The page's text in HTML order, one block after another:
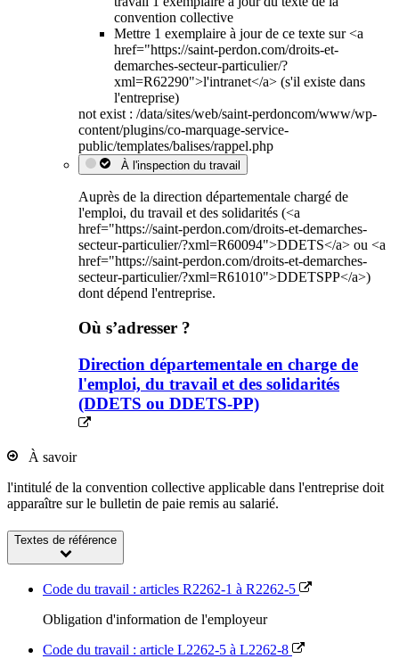
convention collective
Mettre 1 exemplaire à jour de ce texte sur <a
href="https://saint-perdon.com/droits-et-
demarches-secteur-particulier/?
xml=R62290">l'intranet</a> (s'il existe dans
l'entreprise)
not exist : /data/sites/web/saint-perdoncom/www/wp-
content/plugins/co-marquage-service-
public/templates/balises/rappel.php
À l'inspection du travail
Auprès de la direction départementale chargé de
l'emploi, du travail et des solidarités (<a
href="https://saint-perdon.com/droits-et-demarches-
secteur-particulier/?xml=R60094">DDETS</a> ou <a
href="https://saint-perdon.com/droits-et-demarches-
secteur-particulier/?xml=R61010">DDETSPP</a>)
dont dépend l'entreprise.
Où s’adresser ?
Direction départementale en charge de
l'emploi, du travail et des solidarités
(DDETS ou DDETS-PP)
À savoir
l'intitulé de la convention collective applicable dans l'entreprise doit
apparaître sur le bulletin de paie remis au salarié.
Textes de référence
Code du travail : articles R2262-1 à R2262-5
Obligation d'information de l'employeur
Code du travail : article L2262-5 à L2262-8